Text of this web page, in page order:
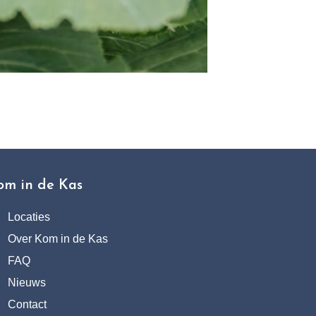
in de Kas
Locaties
Over Kom in de Kas
FAQ
Nieuws
Contact